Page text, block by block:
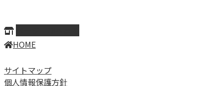
HOME
サイトマップ
個人情報保護方針